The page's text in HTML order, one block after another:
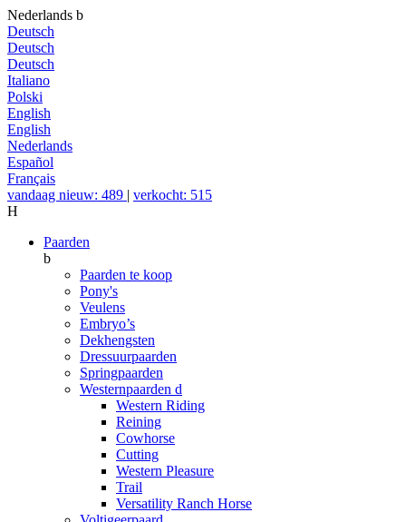
Nederlands b
Deutsch
Deutsch
Deutsch
Italiano
Polski
English
English
Nederlands
Español
Français
vandaag nieuw: 489 | verkocht: 515
H
Paarden
b
Paarden te koop
Pony's
Veulens
Embryo’s
Dekhengsten
Dressuurpaarden
Springpaarden
Westernpaarden d
Western Riding
Reining
Cowhorse
Cutting
Western Pleasure
Trail
Versatility Ranch Horse